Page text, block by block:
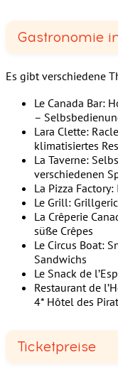
Gastronomie
Es gibt verschiedene
Le Canada Bar:
–
Lara Clette:
klimatisiertes
La Taverne:
verschiedenen
La Pizza
Le Grill:
La Crêperie
süße Crêpes
Le Circus Boat:
Sandwichs
Le Snack de
Restaurant de
4* Hôtel des
Ticketpreise